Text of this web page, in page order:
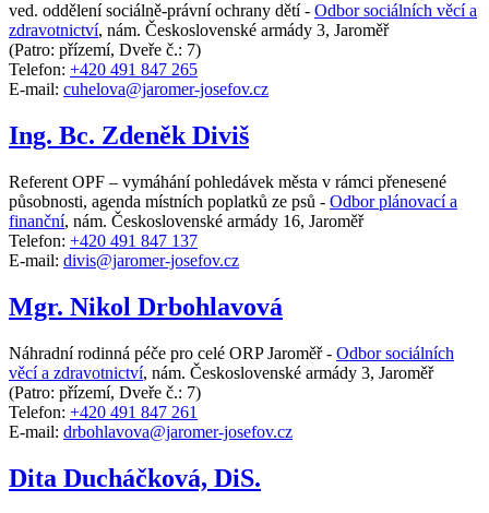
ved. oddělení sociálně-právní ochrany dětí - Odbor sociálních věcí a
zdravotnictví, nám. Československé armády 3, Jaroměř
(Patro: přízemí, Dveře č.: 7)
Telefon: +420 491 847 265
E-mail: cuhelova@jaromer-josefov.cz
Ing. Bc. Zdeněk Diviš
Referent OPF – vymáhání pohledávek města v rámci přenesené
působnosti, agenda místních poplatků ze psů - Odbor plánovací a
finanční, nám. Československé armády 16, Jaroměř
Telefon: +420 491 847 137
E-mail: divis@jaromer-josefov.cz
Mgr. Nikol Drbohlavová
Náhradní rodinná péče pro celé ORP Jaroměř - Odbor sociálních
věcí a zdravotnictví, nám. Československé armády 3, Jaroměř
(Patro: přízemí, Dveře č.: 7)
Telefon: +420 491 847 261
E-mail: drbohlavova@jaromer-josefov.cz
Dita Ducháčková, DiS.